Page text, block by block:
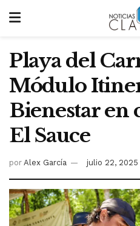
Playa del
Módulo
Bienestar en
El Sauce
por Alex García julio 22, 2025